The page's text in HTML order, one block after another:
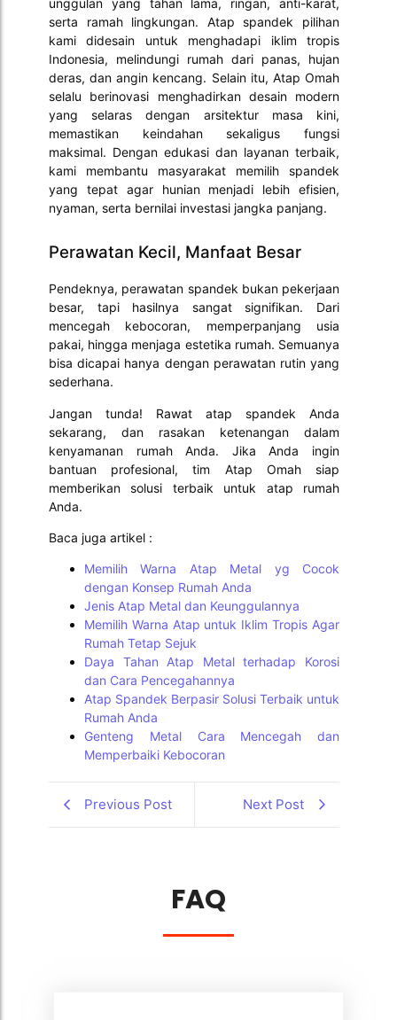
unggulan yang tahan lama, ringan, anti-karat,
serta ramah lingkungan. Atap spandek pilihan
kami didesain untuk menghadapi iklim tropis
Indonesia, melindungi rumah dari panas, hujan
deras, dan angin kencang. Selain itu, Atap Omah
selalu berinovasi menghadirkan desain modern
yang selaras dengan arsitektur masa kini,
memastikan keindahan sekaligus fungsi
maksimal. Dengan edukasi dan layanan terbaik,
kami membantu masyarakat memilih spandek
yang tepat agar hunian menjadi lebih efisien,
nyaman, serta bernilai investasi jangka panjang.
Perawatan Kecil, Manfaat Besar
Pendeknya, perawatan spandek bukan pekerjaan
besar, tapi hasilnya sangat signifikan. Dari
mencegah kebocoran, memperpanjang usia
pakai, hingga menjaga estetika rumah. Semuanya
bisa dicapai hanya dengan perawatan rutin yang
sederhana.
Jangan tunda! Rawat atap spandek Anda
sekarang, dan rasakan ketenangan dalam
kenyamanan rumah Anda. Jika Anda ingin
bantuan profesional, tim Atap Omah siap
memberikan solusi terbaik untuk atap rumah
Anda.
Baca juga artikel :
Memilih Warna Atap Metal yg Cocok
dengan Konsep Rumah Anda
Jenis Atap Metal dan Keunggulannya
Memilih Warna Atap untuk Iklim Tropis Agar
Rumah Tetap Sejuk
Daya Tahan Atap Metal terhadap Korosi
dan Cara Pencegahannya
Atap Spandek Berpasir Solusi Terbaik untuk
Rumah Anda
Genteng Metal Cara Mencegah dan
Memperbaiki Kebocoran
Previous Post Next Post
FAQ